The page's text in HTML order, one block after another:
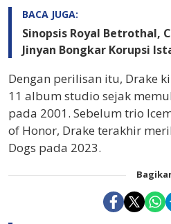
BACA JUGA:
Sinopsis Royal Betrothal,
Jinyan Bongkar Korupsi
Dengan perilisan itu, Drake
11 album studio sejak
pada 2001. Sebelum trio
of Honor, Drake terakhir
Dogs pada 2023.